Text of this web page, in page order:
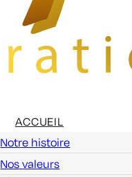
ACCUEIL
Notre histoire
Nos valeurs